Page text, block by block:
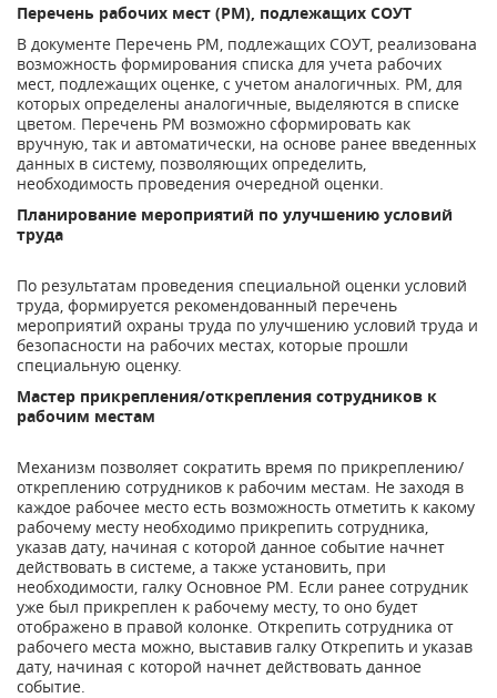
Перечень рабочих мест (РМ), подлежащих СОУТ
В документе Перечень РМ, подлежащих СОУТ, реализована
возможность формирования списка для учета рабочих
мест, подлежащих оценке, с учетом аналогичных. РМ, для
которых определены аналогичные, выделяются в списке
цветом. Перечень РМ возможно сформировать как
вручную, так и автоматически, на основе ранее введенных
данных в систему, позволяющих определить,
необходимость проведения очередной оценки.
Планирование мероприятий по улучшению условий
труда
По результатам проведения специальной оценки условий
труда, формируется рекомендованный перечень
мероприятий охраны труда по улучшению условий труда и
безопасности на рабочих местах, которые прошли
специальную оценку.
Мастер прикрепления/открепления сотрудников к
рабочим местам
Механизм позволяет сократить время по прикреплению/
откреплению сотрудников к рабочим местам. Не заходя в
каждое рабочее место есть возможность отметить к какому
рабочему месту необходимо прикрепить сотрудника,
указав дату, начиная с которой данное событие начнет
действовать в системе, а также установить, при
необходимости, галку Основное РМ. Если ранее сотрудник
уже был прикреплен к рабочему месту, то оно будет
отображено в правой колонке. Открепить сотрудника от
рабочего места можно, выставив галку Открепить и указав
дату, начиная с которой начнет действовать данное
событие.